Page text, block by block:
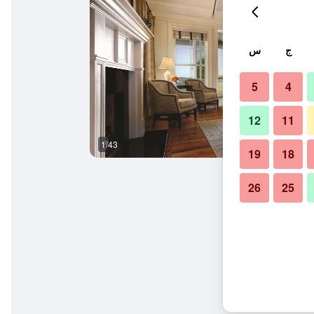
1/43
ج س
4
5
11
12
18
19
25
26